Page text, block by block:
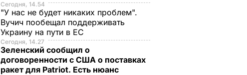
Сегодня, 14.54
"У нас не будет никаких проблем".
Вучич пообещал поддерживать
Украину на пути в ЕС
Сегодня, 14.27
Зеленский сообщил о
договоренности с США о поставках
ракет для Patriot. Есть нюанс